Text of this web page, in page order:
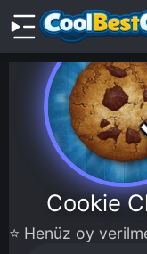
Cookie
⭐ Henüz oy